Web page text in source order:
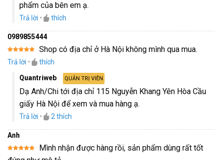
phẩm của bên em ạ.
Trả lời • thích
0989855444
Được xếp
hạng5 5
Shop có địa chỉ ở Hà Nội không mình qua mua.
Trả lời •
thích
Quantriweb
QUẢN TRỊ VIÊN
Dạ Anh/Chi tới địa chỉ 115 Nguyễn Khang Yên Hòa Cầu
giấy Hà Nội để xem và mua hàng ạ.
Trả lời • 2thích
Anh
Được xếp
Mình nhận được hàng rồi, sản phẩm dùng rất tốt